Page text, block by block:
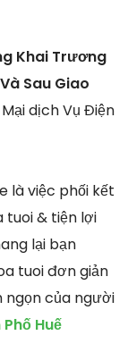
Khai Trương
Sau Giao
dịch Vụ Điện
là việc phối kết
& tiện lợi
lại bạn
tuoi đơn giản
ngọn của người
Huế